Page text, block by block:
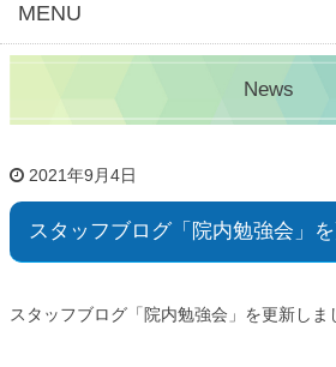
MENU
News
2021年9月4日
スタッフブログ「院内勉強会」
スタッフブログ「院内勉強会」を更新しま